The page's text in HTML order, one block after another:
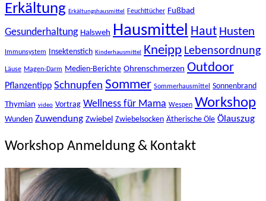
Erkältung Erkältungshausmittel Feuchttücher Fußbad
Gesunderhaltung Halsweh Hausmittel Haut Husten
Immunsystem Insektenstich Kinderhausmittel Kneipp Lebensordnung
Läuse Magen-Darm Medien-Berichte Ohrenschmerzen Outdoor
Pflanzentipp Schnupfen Sommer Sommerhausmittel Sonnenbrand
Thymian video Vortrag Wellness für Mama Wespen Workshop
Wunden Zuwendung Zwiebel Zwiebelsocken Ätherische Öle Ölauszug
Workshop Anmeldung & Kontakt